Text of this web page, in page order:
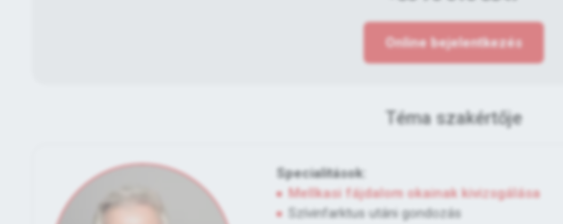
Online bejelentkezés
Téma szakértője
Specialitások:
Mellkasi fájdalom okainak kivizsgálása
Szívinfarktus utáni gondozás